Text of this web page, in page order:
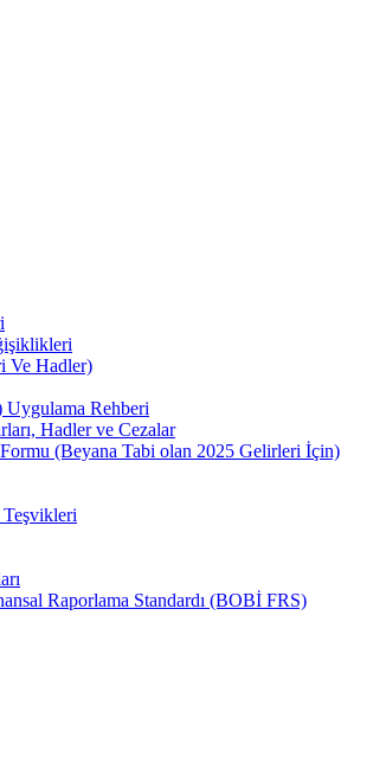
Ve Hadler)
Uygulama Rehberi
Hadler ve Cezalar
(Beyana Tabi olan 2025 Gelirleri İçin)
Raporlama Standardı (BOBİ FRS)